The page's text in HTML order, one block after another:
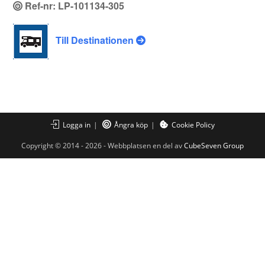
Ref-nr: LP-101134-305
Till Destinationen
Logga in Ångra köp Cookie Policy
Copyright © 2014 - 2026 - Webbplatsen en del avCubeSeven Group